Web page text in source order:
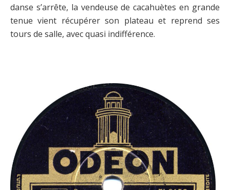
danse s’arrête, la vendeuse de cacahuètes en grande
tenue vient récupérer son plateau et reprend ses
tours de salle, avec quasi indifférence.